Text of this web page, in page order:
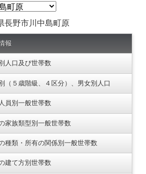
長野市川中島町原
報
人口及び世帯数
（５歳階級、４区分）、男女別人口
員別一般世帯数
家族類型別一般世帯数
種類・所有の関係別一般世帯数
建て方別世帯数